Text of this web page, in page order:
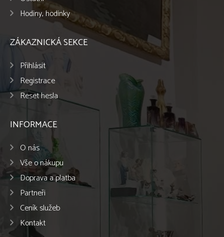
Hodiny, hodinky
ZÁKAZNICKÁ SEKCE
Přihlásit
Registrace
Reset hesla
INFORMACE
O nás
Vše o nákupu
Doprava a platba
Partneři
Ceník služeb
Kontakt